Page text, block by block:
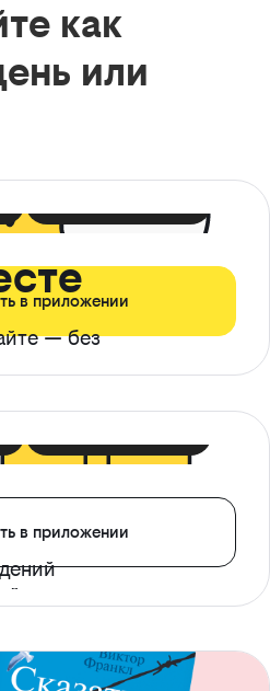
как
или
— без
в приложении
в приложении